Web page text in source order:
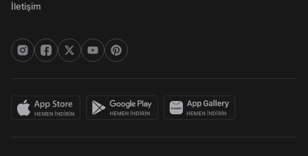
İletişim